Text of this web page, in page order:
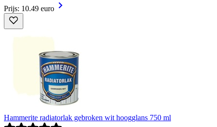
Prijs: 10.49 euro
Hammerite radiatorlak gebroken wit hoogglans 750 ml